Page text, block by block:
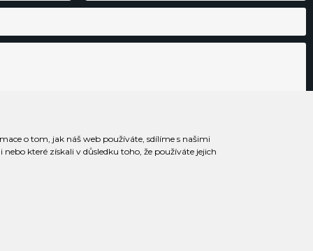
Odesláním souhlasím sezpracováním osobních údajů
o tom, jak náš web používáte, sdílíme s našimi
které získali v důsledku toho, že používáte jejich